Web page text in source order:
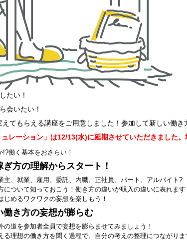
たい！
会いたい！
てもらえる講座をご用意しました！参加して新しい働き
レーション」は12/13(水)に延期させていただきました。
!?働く基本をおさらい！
方の理解からスタート！
主、就業、雇用、委託、内職、正社員、パート、アルバイト?
について知っておこう！働き方の違いが収入の違いに表れます
じめるワクワクの妄想を楽しもう！
働き方の妄想が膨らむ
の道を参加者全員で妄想を膨らませてみましょう！
る理想の働き方を聞く過程で、自分の考えの整理につながりま